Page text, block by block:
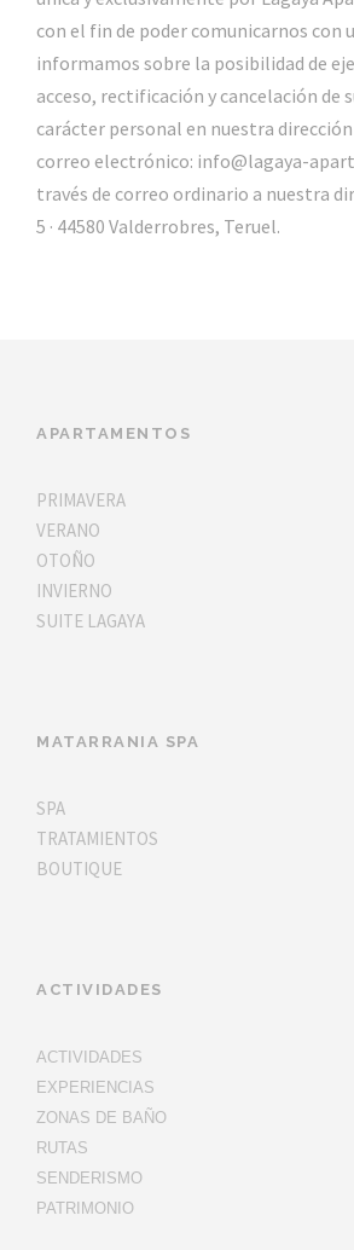
con el fin de poder comunicarnos con
informamos sobre la posibilidad de
acceso, rectificación y cancelación de
carácter personal en nuestra
correo electrónico: info@lagaya-
través de correo ordinario a nuestra
5 · 44580 Valderrobres, Teruel.
APARTAMENTOS
PRIMAVERA
VERANO
OTOÑO
INVIERNO
SUITE LAGAYA
MATARRANIA SPA
SPA
TRATAMIENTOS
BOUTIQUE
ACTIVIDADES
ACTIVIDADES
EXPERIENCIAS
ZONAS DE BAÑO
RUTAS
SENDERISMO
PATRIMONIO